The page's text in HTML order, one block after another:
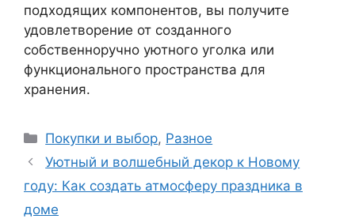
подходящих компонентов, вы получите
удовлетворение от созданного
собственноручно уютного уголка или
функционального пространства для
хранения.
Рубрики
Покупки и выбор, Разное
Уютный и волшебный декор к Новому
году: Как создать атмосферу праздника в
доме